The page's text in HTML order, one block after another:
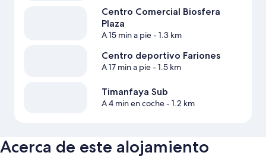
Centro Comercial Biosfera
Plaza
A 15 min a pie- 1.3 km
Centro deportivo Fariones
A 17 min a pie- 1.5 km
Timanfaya Sub
A 4 min en coche- 1.2 km
Acerca de este alojamiento